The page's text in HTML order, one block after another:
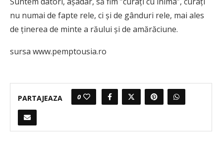
nu numai de fapte rele, ci și de gânduri rele, mai ales
de ținerea de minte a răului și de amărăciune.
sursa www.pemptousia.ro
PARTAJEAZA 0